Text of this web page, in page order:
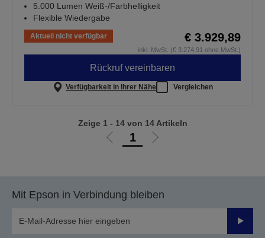
5.000 Lumen Weiß-/Farbhelligkeit
Flexible Wiedergabe
Aktuell nicht verfügbar € 3.929,89
inkl. MwSt. (€ 3.274,91 ohne MwSt.)
Rückruf vereinbaren
Verfügbarkeit in Ihrer Nähe Vergleichen
Zur
1
Zur
Zeige 1 - 14 von 14 Artikeln
Mit Epson in Verbindung bleiben